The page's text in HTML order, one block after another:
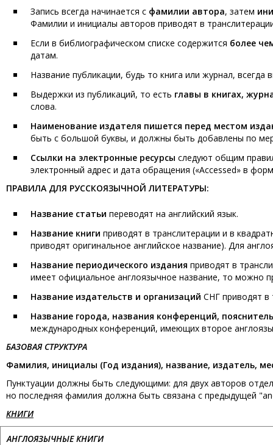
Запись всегда начинается с фамилии автора, затем
Фамилии и инициалы авторов приводят в
Если в библиографическом списке содержится более
датам.
Название публикации, будь то книга или журнал, всегда
Выдержки из публикаций, то есть главы в книгах,
слова.
Наименование издателя пишется перед местом
быть с большой буквы, и должны быть добавлены по
Ссылки на электронные ресурсы следуют общим
электронный адрес и дата обращения («Accessed» в
ПРАВИЛА ДЛЯ РУССКОЯЗЫЧНОЙ ЛИТЕРАТУРЫ:
Название статьи переводят на английский язык.
Название книги приводят в транслитерации и в
приводят оригинальное английское название). Для
Название периодического издания приводят в
имеет официальное англоязычное название, то можно
Название издательств и организаций СНГ приводят в
Название города, названия конференций,
международных конференций, имеющих второе
БАЗОВАЯ СТРУКТУРА
Фамилия, инициалы (Год издания), название, издатель,
Пунктуации должны быть следующими: для двух авторов
но последняя фамилия должна быть связана с предыдущей
КНИГИ
АНГЛОЯЗЫЧНЫЕ КНИГИ